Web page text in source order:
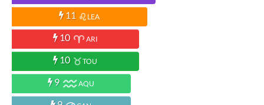
11 LEA
10 ARI
10 TOU
9 AQU